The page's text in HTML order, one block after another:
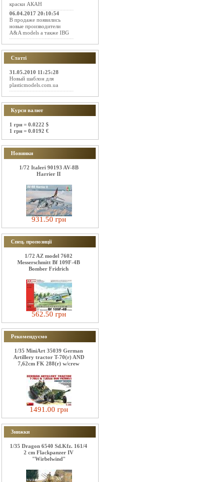
краски АКАН
06.04.2017 20:10:54
В продаже появились
новые производители
A&A models а также IBG
Статті
31.05.2010 11:25:28
Новый шаблон для
plasticmodels.com.ua
Курси валют
1 грн = 0.0222 $
1 грн = 0.0192 €
Новинки
1/72 Italeri 90193 AV-8B
Harrier II
931.50 грн
Спец. пропозиції
1/72 AZ model 7602
Messerschmitt Bf 109F-4B
Bomber Fridrich
562.50 грн
Рекомендуємо
1/35 MiniArt 35039 German
Artillery tractor T-70(r) AND
7,62cm FK 288(r) w/crew
1491.00 грн
Знижки
1/35 Dragon 6540 Sd.Kfz. 161/4
2 cm Flackpanzer IV
"Wirbelwind"